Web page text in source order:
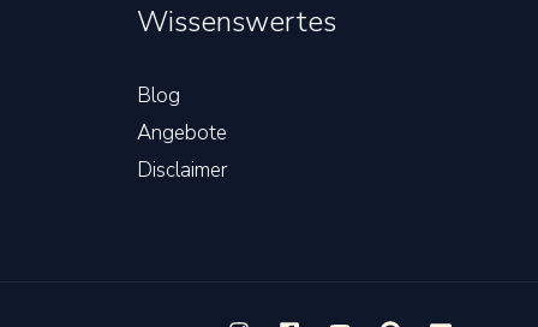
Wissenswertes
Blog
Angebote
Disclaimer